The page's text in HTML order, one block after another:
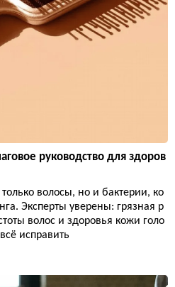
руководство для здоров
волосы, но и бактерии, ко
Эксперты уверены: грязная р
волос и здоровья кожи голо
исправить